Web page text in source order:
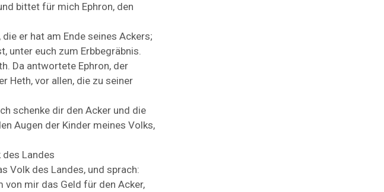
bittet für mich Ephron, den
die er hat am Ende seines Ackers;
unter euch zum Erbbegräbnis.
Da antwortete Ephron, der
Heth, vor allen, die zu seiner
schenke dir den Acker und die
Augen der Kinder meines Volks,
des Landes
Volk des Landes, und sprach:
von mir das Geld für den Acker,